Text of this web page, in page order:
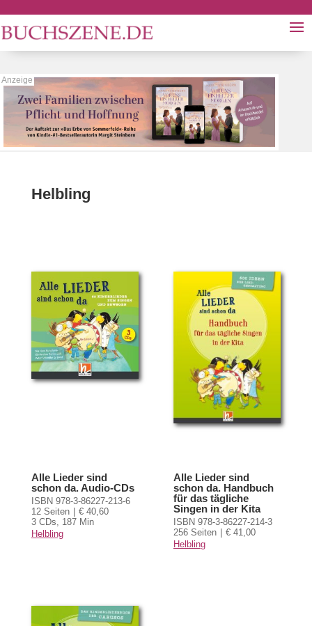
Helbling
Alle Lieder sind
schon da. Audio-CDs
ISBN 978-3-86227-213-6
12 Seiten
€ 40,60
3 CDs, 187 Min
Helbling
Alle Lieder sind
schon da. Handbuch
für das tägliche
Singen in der Kita
ISBN 978-3-86227-214-3
256 Seiten
€ 41,00
Helbling